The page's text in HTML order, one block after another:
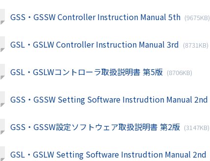
GSS・GSSW Controller Instruction Manual 5th (9675KB)
GSL・GSLW Controller Instruction Manual 3rd (8731KB)
GSL・GSLWコントローラ取扱説明書 第5版 (8706KB)
GSS・GSSW Setting Software Instrudtion Manual 2nd
GSS・GSSW設定ソフトウェア取扱説明書 第2版 (3147KB)
GSL・GSLW Setting Software Instrudtion Manual 2nd